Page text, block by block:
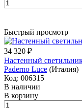
Быстрый просмотр
34 320 ₽
Настенный
Paderno Luce (Италия)
Код: 006315
В наличии
В корзину